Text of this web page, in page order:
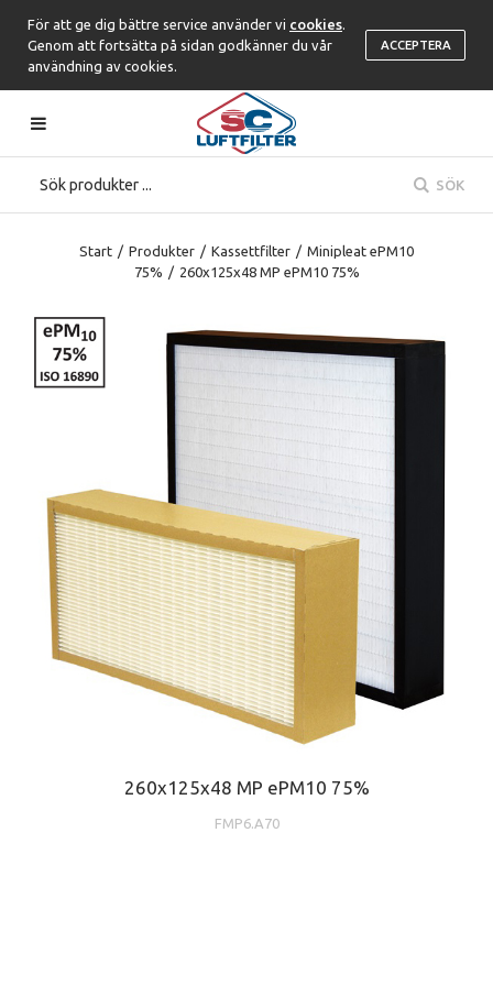
För att ge dig bättre service använder vi cookies
Genom att fortsätta på sidan godkänner du vår
användning av cookies.
ACCEPTERA
SÖK
Start / Produkter / Kassettfilter / Minipleat ePM10
75% / 260x125x48 MP ePM10 75%
260x125x48 MP ePM10 75%
FMP6.A70